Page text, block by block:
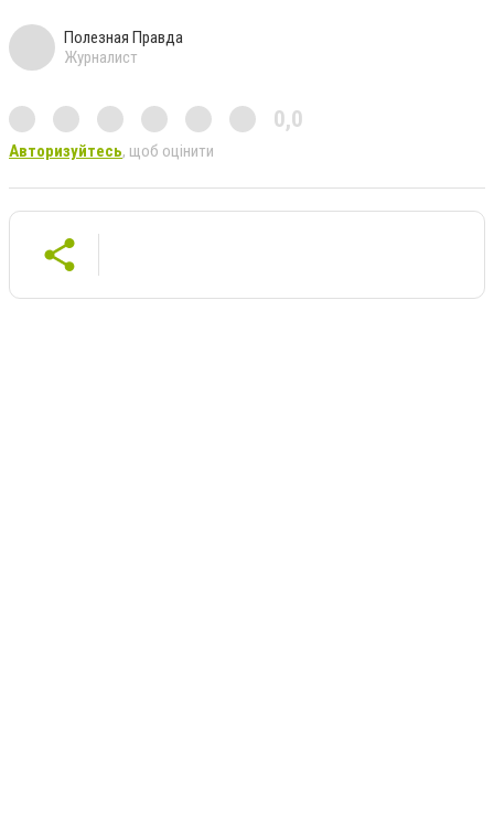
Полезная Правда
Журналист
0,0
Авторизуйтесь, щоб оцінити